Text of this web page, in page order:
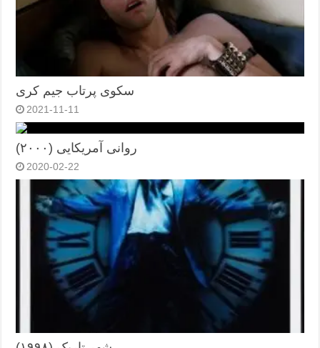
سکوی پرتاب جیم کری
2021-11-11
روانی آمریکایی (۲۰۰۰)
2020-02-22